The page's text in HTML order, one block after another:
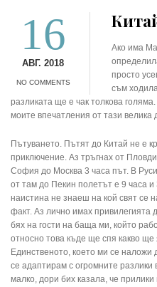
16
АВГ. 2018
NO COMMENTS
Ако има
просто
съм
разликата ще е чак толкова
моите впечатления от тази велика
Пътуването. Пътят до Китай не е
приключение. Аз тръгнах от
София до Москва 3 часа път. В
от там до Пекин полетът е 9 часа
наистина не знаеш на кой свят се
факт. Аз лично имах привилегията
бях на гости на баща ми, който
относно това къде ще спя какво
Единственото, което ми се
се адаптирам с огромните разлики
малко, дори бих казала, че